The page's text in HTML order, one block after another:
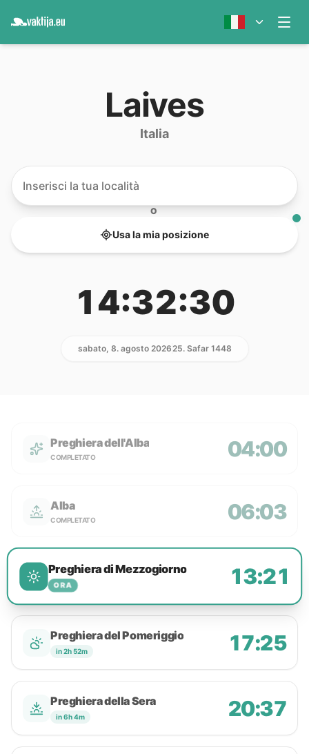
Laives
Italia
O
Usa la mia posizione
14:32:30
sabato, 8. agosto 202625. Safar 1448
Preghiera dell'Alba
COMPLETATO 04:00
Alba
COMPLETATO 06:03
Preghiera di Mezzogiorno
ORA 13:21
Preghiera del Pomeriggio
in 2h 52m 17:25
Preghiera della Sera
in 6h 4m 20:37